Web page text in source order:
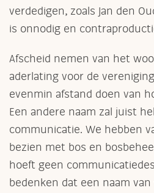
verdedigen, zoals Jan den
is onnodig en
Afscheid nemen van het
aderlating voor de
evenmin afstand doen van
Een andere naam zal juist
communicatie. We hebben
bezien met bos en
hoeft geen
bedenken dat een naam